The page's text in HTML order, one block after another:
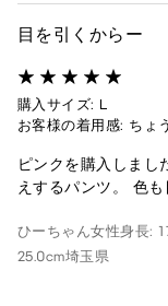
目を引くからー
購入サイズ: L
お客様の着用感: ちょ
ピンクを購入しまし
えするパンツ。 色
ひーちゃん女性身長:
25.0cm埼玉県